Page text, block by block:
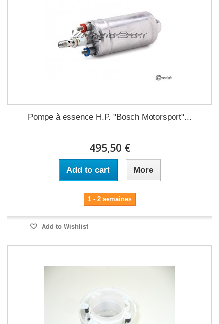
Pompe à essence H.P. "Bosch Motorsport"...
495,50 €
Add to cart More
1 - 2 semaines
Add to Wishlist